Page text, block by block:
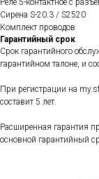
Реле 5-контактное с
Сирена S-20.3 / S2520
Комплект проводов
Гарантийный срок
Срок гарантийного
гарантийном талоне, и
При регистрации на
составит 5 лет.
Расширенная гарантия
основной гарантийный